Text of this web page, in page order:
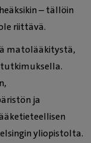
– tällöin
riittävä.
matolääkitystä,
ja
yliopistolta.